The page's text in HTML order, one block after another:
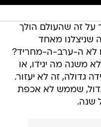
זה שהעולם הולך
שניצלנו מאחד
לא ה-ערב-ה-מחריד?
משנה מה יגידו, או
גדולה, זה לא יעזור.
שממש לא אכפת
שנה.